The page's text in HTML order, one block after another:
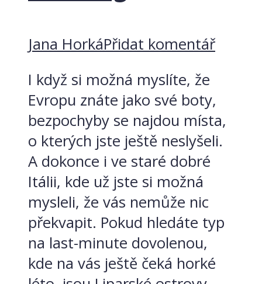
Jana HorkáPřidat komentář
I když si možná myslíte, že
Evropu znáte jako své boty,
bezpochyby se najdou místa,
o kterých jste ještě neslyšeli.
A dokonce i ve staré dobré
Itálii, kde už jste si možná
mysleli, že vás nemůže nic
překvapit. Pokud hledáte typ
na last-minute dovolenou,
kde na vás ještě čeká horké